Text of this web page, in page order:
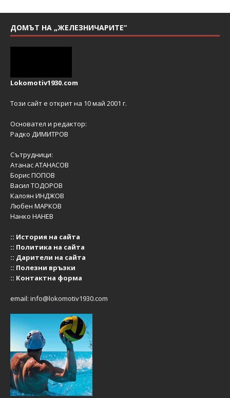
ДОМЪТ НА „ЖЕЛЕЗНИЧАРИТЕ“
Lokomotiv1930.com
Този сайт е открит на 10 май 2001 г.
Основател и редактор:
Радко ДИМИТРОВ
Сътрудници:
Атанас АТАНАСОВ
Борис ПОПОВ
Васил ТОДОРОВ
Калоян ИНДЖОВ
Любен МАРКОВ
Нанко НАНЕВ
:: История на сайта
:: Политика на сайта
:: Дарители на сайта
:: Полезни връзки
:: Контактна форма
email: info@lokomotiv1930.com